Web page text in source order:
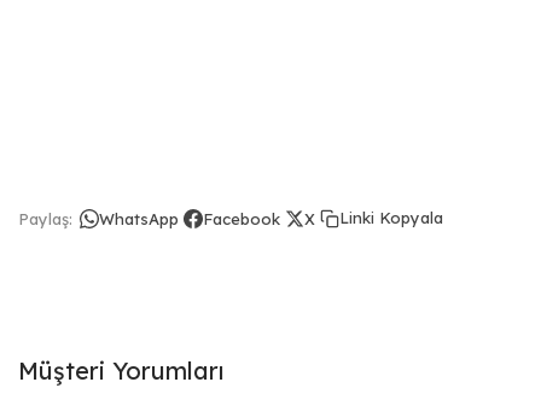
Paylaş: WhatsApp Facebook X Linki Kopyala
Müşteri Yorumları